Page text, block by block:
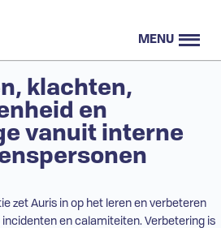
MENU
klachten,
en
vanuit interne
zet Auris in op het leren en verbeteren
en calamiteiten. Verbetering is